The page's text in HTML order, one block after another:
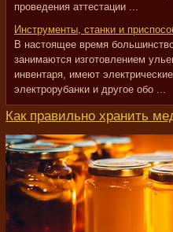
проведения аттестации ...
Инструменты, станки и
В настоящее время
занимаются изготовлением
инвентаря, имеют
электрорубанки и другое обо ...
Как правильно хранить